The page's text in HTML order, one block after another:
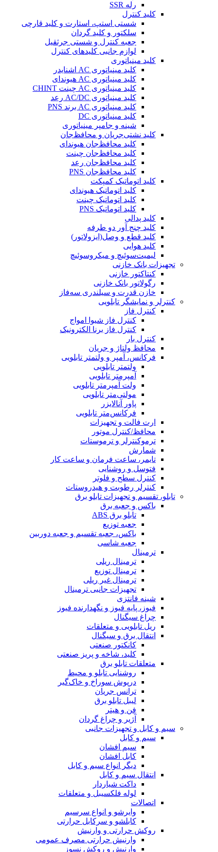
رله SSR
کلید کنترل
شستی استپ، استارت و کلید قارچی
سلکتور و کلید گردان
جعبه کنترل و شستی جرثقیل
لوازم جانبی کلیدهای کنترل
کلید مینیاتوری
کلید مینیاتوری AC اشنایدر
کلید مینیاتوری AC هیوندای
کلید مینیاتوری AC چینت CHINT
کلید مینیاتوری AC/DC رعد
کلید مینیاتوری AC برند PNS
کلید مینیاتوری DC
شینه و جامپر مینیاتوری
کلید نشتی‌جریان و محافظ‌جان
کلید محافظ‌جان هیوندای
کلید محافظ‌جان چینت
کلید محافظ‌جان رعد
کلید محافظ‌جان PNS
کلید اتوماتیک کمپکت
کلید اتوماتیک هیوندای
کلید اتوماتیک چینت
کلید اتوماتیک PNS
کلید پدالی
کلید چنج آور دو طرفه
کلید قطع و وصل(ایزولاتور)
کلید هوایی
لیمیت‌سوئیچ و میکروسوئیچ
تجهیزات بانک خازنی
کنتاکتور خازنی
رگولاتور بانک خازنی
خازن قدرت و سیلندری سه‌فاز
کنترلر و نمایشگر تابلویی
کنترل فاز
کنترل فاز شیوا امواج
کنترل فاز برنا الکترونیک
کنترل بار
محافظ ولتاژ و جریان
فرکانس، آمپر و ولتمتر تابلویی
ولتمتر تابلویی
آمپرمتر تابلویی
ولت آمپرمتر تابلویی
مولتی‌متر تابلویی
پاور آنالایزر
فرکانس‌متر تابلویی
ارت فالت و تجهیزات
محافظ/کنترل موتور
ترموکنترلر و ترموستات
شمارش
تایمر، ساعت فرمان و ساعت کار
فتوسل و روشنایی
کنترل سطح و فلوتر
کنترلر رطوبت و هیدروستات
تابلو، تقسیم و تجهیزات تابلو برق
باکس و جعبه برق
تابلو برق ABS
جعبه توزیع
باکس، جعبه تقسیم و جعبه دوربین
جعبه شاسی
ترمینال
ترمینال ریلی
ترمینال توزیع
ترمینال غیر ریلی
تجهیزات جانبی ترمینال
شینه فانتزی
فیوز، پایه فیوز و نگهدارنده فیوز
چراغ سیگنال
ریل تابلویی و متعلقات
انتقال برق و سیگنال
کانکتور صنعتی
کلید، شاخه و پریز صنعتی
متعلقات تابلو برق
روشنایی تابلو و محیط
درپوش سوراخ و خاک‌گیر
ترانس جریان
لیبل تابلو برق
فن و هیتر
آژیر و چراغ گردان
سیم و کابل و تجهیزات جانبی
سیم و کابل
سیم افشان
کابل افشان
دیگر انواع سیم و کابل
انتقال سیم و کابل
داکت شیاردار
لوله فلکسیبل و متعلقات
اتصالات
وایرشو و انواع سرسیم
کابلشو و سرکابل حرارتی
روکش حرارتی و وارنیش
وارنیش حرارتی مصرف عمومی
وارنیش و روکش نسوز